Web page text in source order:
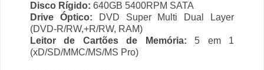
Disco Rígido: 640GB 5400RPM SATA
Drive Óptico: DVD Super Multi Dual Layer
(DVD-R/RW,+R/RW, RAM)
Leitor de Cartões de Memória: 5 em 1
(xD/SD/MMC/MS/MS Pro)